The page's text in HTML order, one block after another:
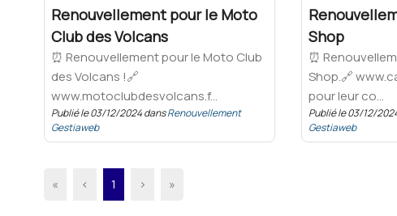
Renouvellement pour le Moto
Club des Volcans
⏰ Renouvellement pour le Moto Club
des Volcans !🔗
www.motoclubdesvolcans.f...
Publié le 03/12/2024 dansRenouvellement
Gestiaweb
Shop
⏰
Shop.🔗
pour leur co...
Publié le 03/12/
Gestiaweb
« ‹ 1 › »